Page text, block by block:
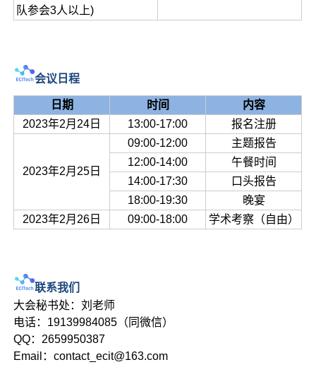
队参会3人以上)
会议日程
日期 时间
内容
2023年2月24日
13:00-17:00 报名注册
2023年2月25日
09:00-12:00
主题报告
12:00-14:00
午餐时间
14:00-17:30
口头报告
18:00-19:30
晚宴
2023年2月26日
09:00-18:00 学术考察（自由）
联系我们
大会秘书处：刘老师
电话：19139984085（同微信）
QQ：2659950387
Email：contact_ecit@163.com